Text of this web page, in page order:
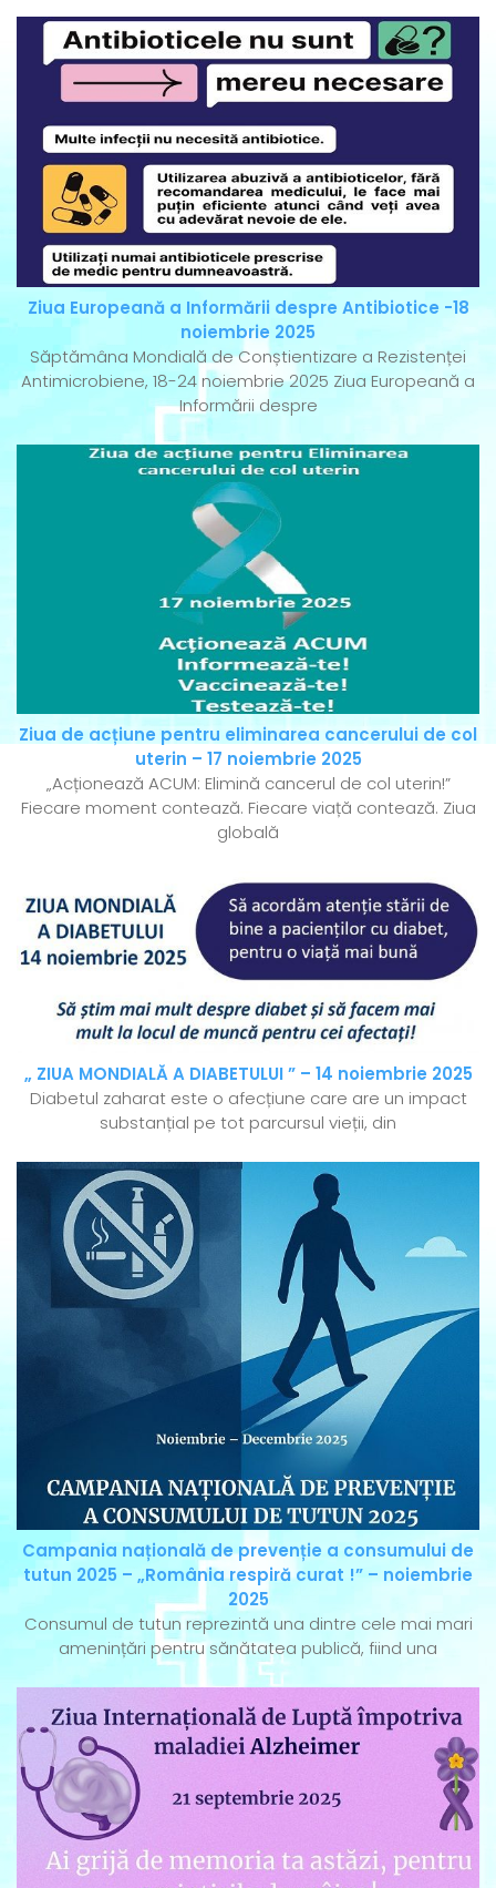
Ziua Europeană a Informării despre Antibiotice -18
noiembrie 2025
Săptămâna Mondială de Conștientizare a Rezistenței
Antimicrobiene, 18-24 noiembrie 2025 Ziua Europeană a
Informării despre
Ziua de acțiune pentru eliminarea cancerului de col
uterin – 17 noiembrie 2025
„Acționează ACUM: Elimină cancerul de col uterin!”
Fiecare moment contează. Fiecare viață contează. Ziua
globală
„ ZIUA MONDIALĂ A DIABETULUI ” – 14 noiembrie 2025
Diabetul zaharat este o afecțiune care are un impact
substanțial pe tot parcursul vieții, din
Campania națională de prevenție a consumului de
tutun 2025 – „România respiră curat !” – noiembrie
2025
Consumul de tutun reprezintă una dintre cele mai mari
amenințări pentru sănătatea publică, fiind una